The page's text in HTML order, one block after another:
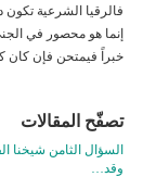
فالرقيا الشرعية تكون
إنما هو محصور في
خبراً فيمتحن فإن كان
تصفّح المقالات
السؤال الثامن شيخنا
وقد…